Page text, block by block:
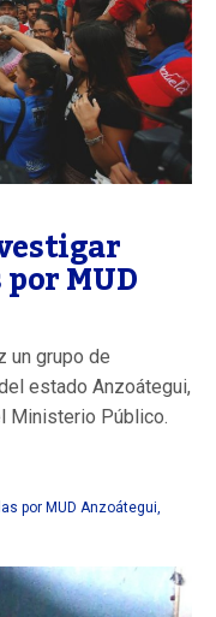
MUD
un grupo de
estado Anzoátegui,
Ministerio Público.
por MUD Anzoátegui,